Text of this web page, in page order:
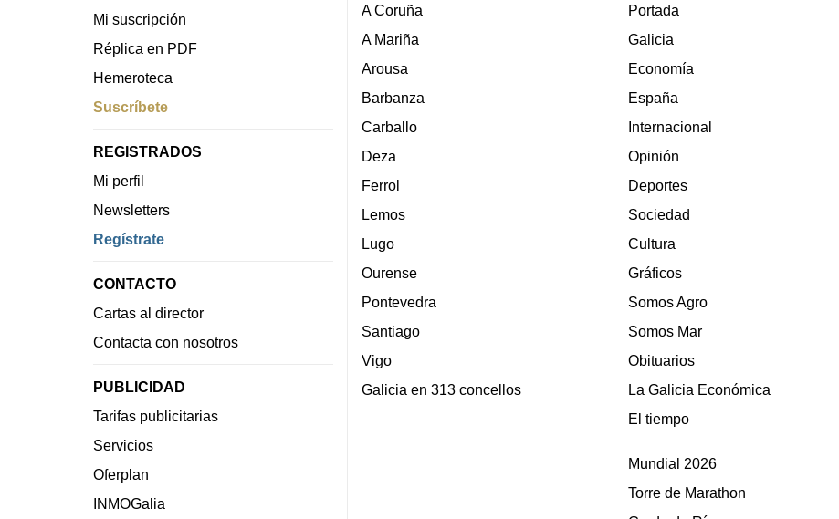
Mi suscripción
Réplica en PDF
Hemeroteca
Suscríbete
REGISTRADOS
Mi perfil
Newsletters
Regístrate
CONTACTO
Cartas al director
Contacta con nosotros
PUBLICIDAD
Tarifas publicitarias
Servicios
Oferplan
INMOGalia
A Coruña
A Mariña
Arousa
Barbanza
Carballo
Deza
Ferrol
Lemos
Lugo
Ourense
Pontevedra
Santiago
Vigo
Galicia en 313 concellos
Portada
Galicia
Economía
España
Internacional
Opinión
Deportes
Sociedad
Cultura
Gráficos
Somos Agro
Somos Mar
Obituarios
La Galicia Económica
El tiempo
Mundial 2026
Torre de Marathon